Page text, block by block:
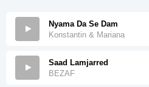
Nyama Da Se Dam
Konstantin & Mariana
Saad Lamjarred
BEZAF